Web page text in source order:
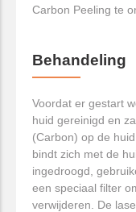
Carbon Peeling te
Behandeling
Voordat er gestart
huid gereinigd en
(Carbon) op de
bindt zich met de
ingedroogd,
een speciaal filter
verwijderen. De